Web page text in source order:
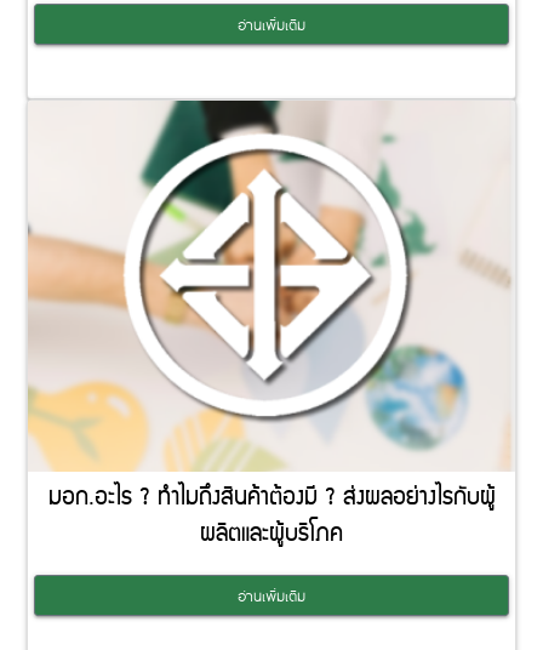
อ่านเพิ่มเติม
มอก.อะไร ? ทำไมถึงสินค้าต้องมี ? ส่งผลอย่างไรกับผู้
ผลิตและผู้บริโภค
อ่านเพิ่มเติม